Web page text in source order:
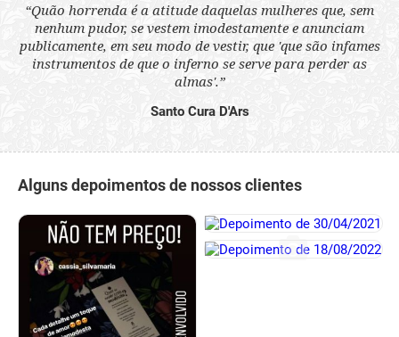
“Quão horrenda é a atitude daquelas mulheres que, sem
nenhum pudor, se vestem imodestamente e anunciam
publicamente, em seu modo de vestir, que 'que são infames
instrumentos de que o inferno se serve para perder as
almas'.”
Santo Cura D'Ars
Alguns depoimentos de nossos clientes